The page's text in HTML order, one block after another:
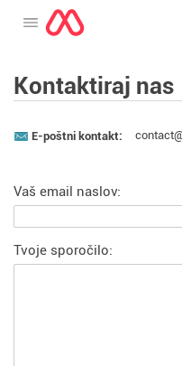
Odprite meni
Kontaktiraj nas
E-poštni kontakt:
Vaš email naslov:
Tvoje sporočilo: